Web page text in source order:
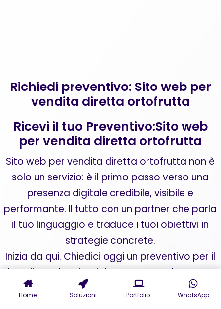
Richiedi preventivo: Sito web per
vendita diretta ortofrutta
Ricevi il tuo Preventivo:Sito web
per vendita diretta ortofrutta
Sito web per vendita diretta ortofrutta non è
solo un servizio: è il primo passo verso una
presenza digitale credibile, visibile e
performante. Il tutto con un partner che parla
il tuo linguaggio e traduce i tuoi obiettivi in
strategie concrete.
Inizia da qui. Chiedici oggi un preventivo per il
tuo sito web aziendale o una consulenza per
digital marketing personalizzata. La
Home Soluzioni Portfolio WhatsApp